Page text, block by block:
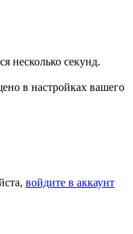
несколько секунд.
в настройках вашего
войдите в аккаунт